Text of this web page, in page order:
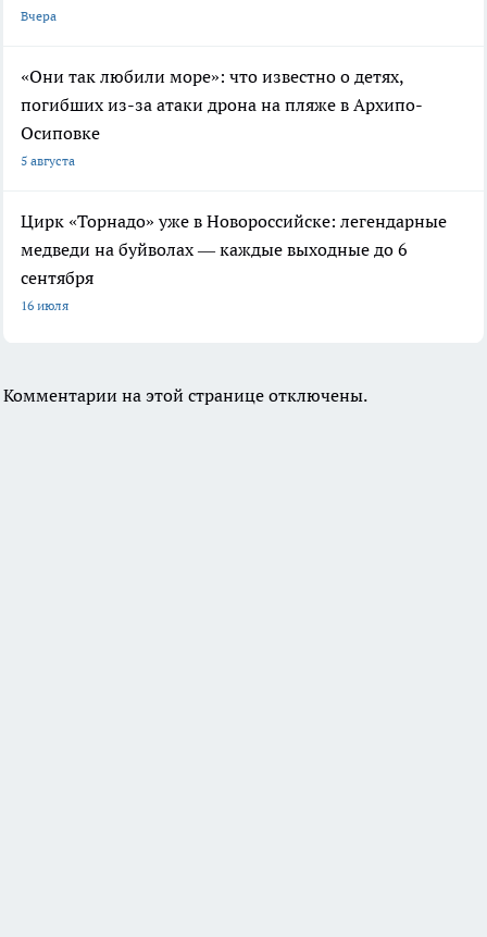
Вчера
«Они так любили море»: что известно о детях,
погибших из-за атаки дрона на пляже в Архипо-
Осиповке
5 августа
Цирк «Торнадо» уже в Новороссийске: легендарные
медведи на буйволах — каждые выходные до 6
сентября
16 июля
Комментарии на этой странице отключены.